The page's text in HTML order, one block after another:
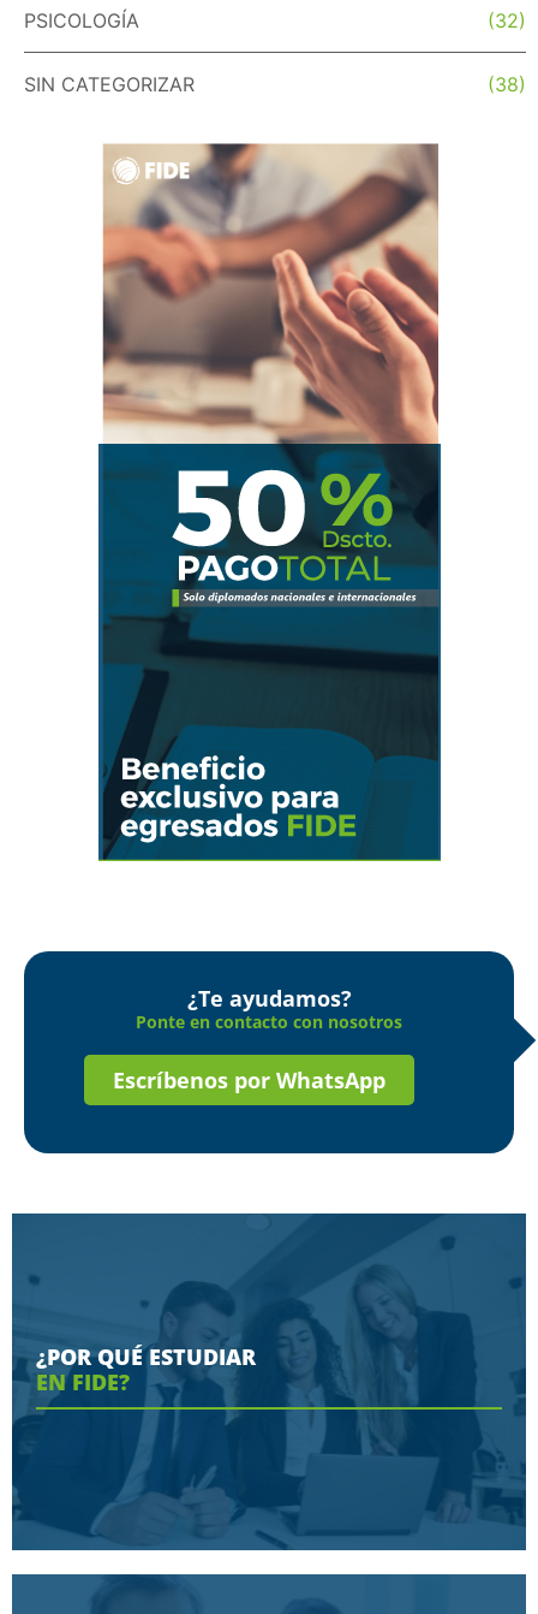
PSICOLOGÍA (32)
SIN CATEGORIZAR (38)
¿Te ayudamos?
Ponte en contacto con nosotros
Escríbenos por WhatsApp
¿POR QUÉ ESTUDIAR
EN FIDE?